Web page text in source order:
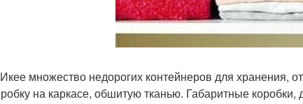
множество недорогих контейнеров для хранения,
на каркасе, обшитую тканью. Габаритные